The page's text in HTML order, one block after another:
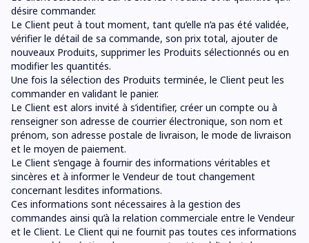
désire commander.
Le Client peut à tout moment, tant qu’elle n’a pas été validée,
vérifier le détail de sa commande, son prix total, ajouter de
nouveaux Produits, supprimer les Produits sélectionnés ou en
modifier les quantités.
Une fois la sélection des Produits terminée, le Client peut les
commander en validant le panier.
Le Client est alors invité à s’identifier, créer un compte ou à
renseigner son adresse de courrier électronique, son nom et
prénom, son adresse postale de livraison, le mode de livraison
et le moyen de paiement.
Le Client s’engage à fournir des informations véritables et
sincères et à informer le Vendeur de tout changement
concernant lesdites informations.
Ces informations sont nécessaires à la gestion des
commandes ainsi qu’à la relation commerciale entre le Vendeur
et le Client. Le Client qui ne fournit pas toutes ces informations